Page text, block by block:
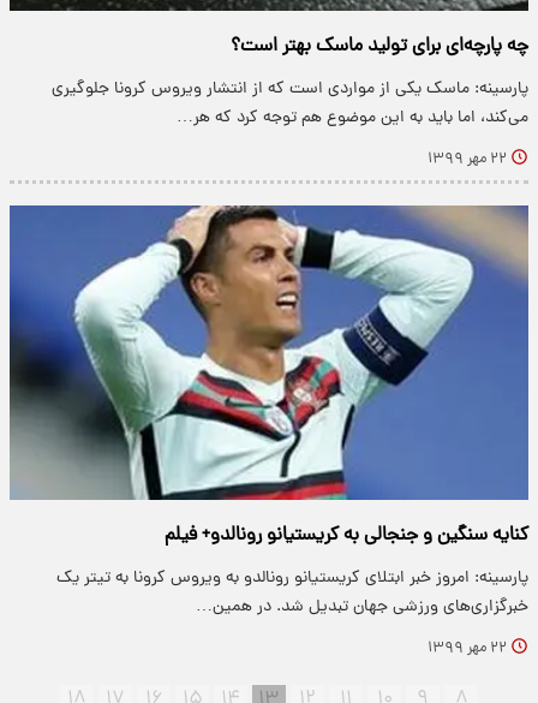
چه پارچه‌ای برای تولید ماسک بهتر است؟
پارسینه: ماسک یکی از مواردی است که از انتشار ویروس کرونا جلوگیری
می‌کند، اما باید به این موضوع هم توجه کرد که هر…
۲۲ مهر ۱۳۹۹
کنایه سنگین و جنجالی به کریستیانو رونالدو+ فیلم
پارسینه: امروز خبر ابتلای کریستیانو رونالدو به ویروس کرونا به تیتر یک
خبرگزاری‌های ورزشی جهان تبدیل شد. در همین…
۲۲ مهر ۱۳۹۹